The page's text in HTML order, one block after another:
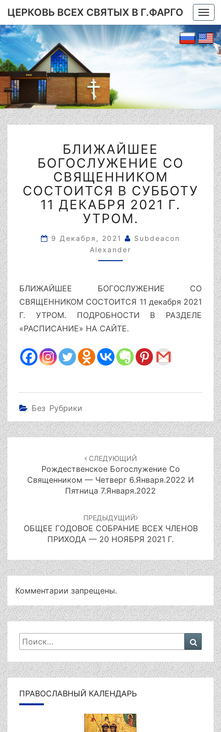
ЦЕРКОВЬ ВСЕХ СВЯТЫХ В Г.ФАРГО
БОГОСЛУЖЕНИЕ
СО
СВЯЩЕННИКОМ
СОСТОИТСЯ
В
СУББОТУ
11
ДЕКАБРЯ
2021
Г.
БЛИЖАЙШЕЕ
БОГОСЛУЖЕНИЕ СО
СВЯЩЕННИКОМ
СОСТОИТСЯ В СУББОТУ
11 ДЕКАБРЯ 2021 Г.
УТРОМ.
9 Декабря, 2021
Subdeacon
Alexander
БЛИЖАЙШЕЕ БОГОСЛУЖЕНИЕ СО
СВЯЩЕННИКОМ СОСТОИТСЯ 11 декабря 2021
Г. УТРОМ. ПОДРОБНОСТИ В РАЗДЕЛЕ
«РАСПИСАНИЕ» НА САЙТЕ.
Без Рубрики
Навигация
по
записям
СЛЕДУЮЩИЙ
Рождественское Богослужение Со
Священником — Четверг 6.января.2022 И
Пятница 7.января.2022
ПРЕДЫДУЩИЙ
ОБЩЕЕ ГОДОВОЕ СОБРАНИЕ ВСЕХ ЧЛЕНОВ
ПРИХОДА — 20 НОЯБРЯ 2021 Г.
Комментарии запрещены.
Искать: Поиск
ПРАВОСЛАВНЫЙ КАЛЕНДАРЬ